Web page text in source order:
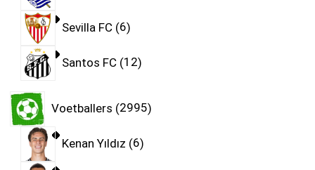
Sevilla FC 6
Santos FC 12
Voetballers 2995
Kenan Yıldız 6